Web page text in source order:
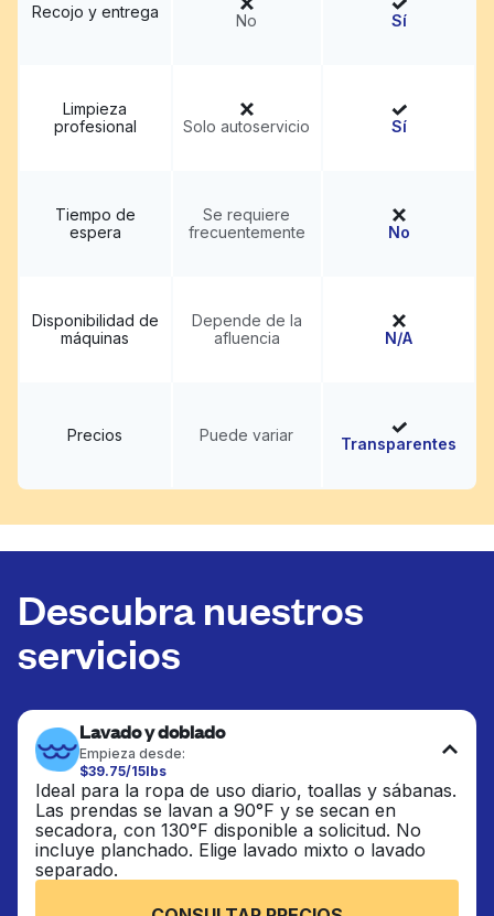
Recojo y entrega No Sí
Limpieza
profesional
Solo autoservicio Sí
Tiempo de
espera
Se requiere
frecuentemente
No
Disponibilidad de
máquinas
Depende de la
afluencia
N/A
Precios Puede variar Transparentes
Descubra nuestros
servicios
Lavado y doblado
Empieza desde:
$39.75/15lbs
Ideal para la ropa de uso diario, toallas y sábanas.
Las prendas se lavan a 90°F y se secan en
secadora, con 130°F disponible a solicitud. No
incluye planchado. Elige lavado mixto o lavado
separado.